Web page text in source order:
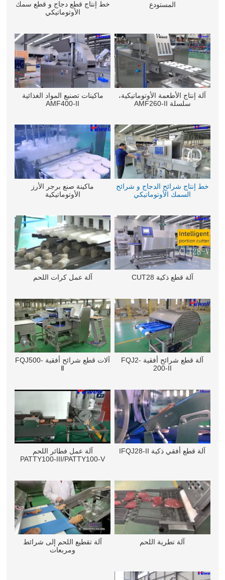
المستودع
خط إنتاج قطع دجاج و قطع سمك
الأوتوماتيكي
آلة إنتاج الأطعمة الأوتوماتيكية،
سلسلة AMF260-II
ماكينات تصنيع المواد الغذائية
AMF400-II
خط إنتاج شرائح الدجاج و شرائح
السمك الأوتوماتيكي
ماكينة صنع برجر الأرز
الأوتوماتيكية
آلة قطع ذكية CUT28 آلة عمل كرات اللحم
آلة قطع شرائح أفقية FQJ2-
200-II
آلات قطع شرائح أفقية FQJ500-
آلة قطع أفقي ذكية IFQJ28-II
آلة عمل فطائر اللحم
PATTY100-III/PATTY100-V
آلة تطرية اللحم
آلة تقطيع اللحم إلى شرائط
ومربعات